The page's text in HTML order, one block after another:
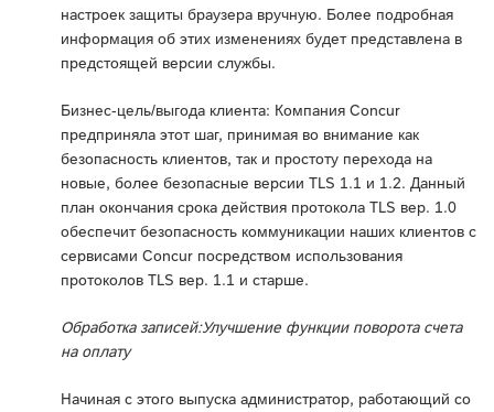
настроек защиты браузера вручную. Более подробная
информация об этих изменениях будет представлена в
предстоящей версии службы.
Бизнес-цель/выгода клиента: Компания Concur
предприняла этот шаг, принимая во внимание как
безопасность клиентов, так и простоту перехода на
новые, более безопасные версии TLS 1.1 и 1.2. Данный
план окончания срока действия протокола TLS вер. 1.0
обеспечит безопасность коммуникации наших клиентов с
сервисами Concur посредством использования
протоколов TLS вер. 1.1 и старше.
Обработка записей:Улучшение функции поворота счета
на оплату
Начиная с этого выпуска администратор, работающий со